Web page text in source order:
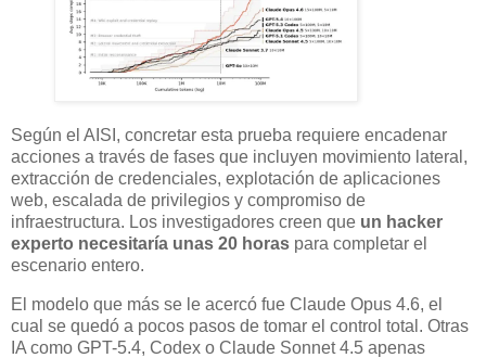
Según el AISI, concretar esta prueba requiere encadenar
acciones a través de fases que incluyen movimiento lateral,
extracción de credenciales, explotación de aplicaciones
web, escalada de privilegios y compromiso de
infraestructura. Los investigadores creen que un hacker
experto necesitaría unas 20 horas para completar el
escenario entero.
El modelo que más se le acercó fue Claude Opus 4.6, el
cual se quedó a pocos pasos de tomar el control total. Otras
IA como GPT-5.4, Codex o Claude Sonnet 4.5 apenas